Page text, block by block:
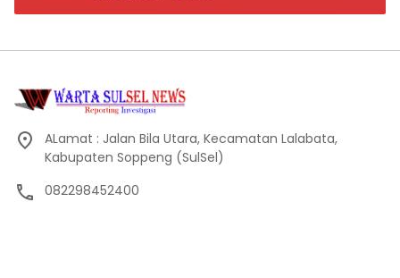
ALamat : Jalan Bila Utara, Kecamatan Lalabata,
Kabupaten Soppeng (SulSel)
082298452400